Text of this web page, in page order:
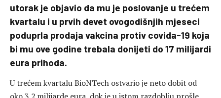
utorak je objavio da mu je poslovanje u trećem
kvartalu i u prvih devet ovogodišnjih mjeseci
poduprla prodaja vakcina protiv covida-19 koja
bi mu ove godine trebala donijeti do 17 milijardi
eura prihoda.
U trećem kvartalu BioNTech ostvario je neto dobit od